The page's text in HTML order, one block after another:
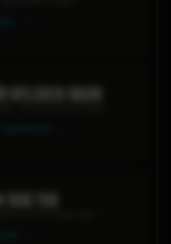
WELCHEN RAUM
WAS TUN